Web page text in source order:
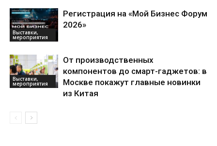
Выставки,
мероприятия
Регистрация на «Мой Бизнес Форум
2026»
Выставки,
мероприятия
От производственных
компонентов до смарт-гаджетов: в
Москве покажут главные новинки
из Китая